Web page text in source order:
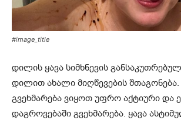
#image_title
დილის ყავა სიმხნევის
დილით ახალი მიღწევების
გვეხმარება ვიყოთ უფრო აქტიური და
დაგროვებაში გვეხმარება. ყავა